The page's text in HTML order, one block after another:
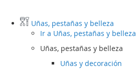
Uñas, pestañas y belleza
Ir a Uñas, pestañas y belleza
Uñas, pestañas y belleza
Uñas y decoración